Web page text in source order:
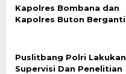
Kapolres Bombana dan
Kapolres Buton Berganti
Puslitbang Polri Lakukan
Supervisi Dan Penelitian